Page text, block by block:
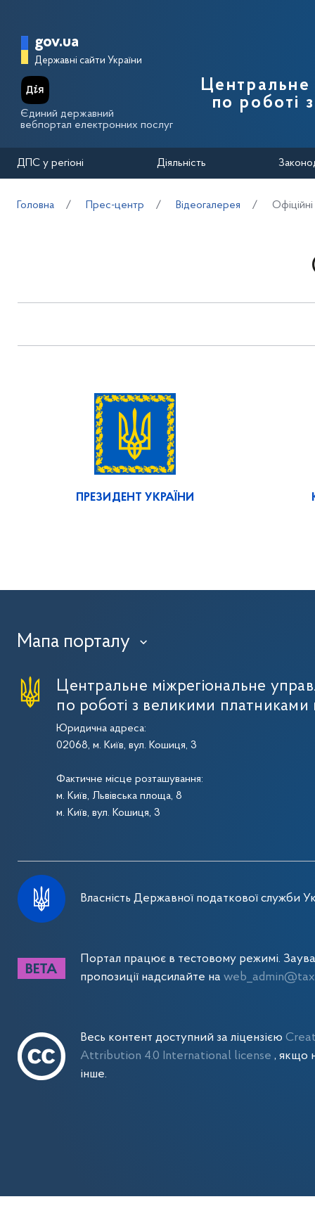
Головна сторінка Державної
gov.ua
Державні сайти України
Єдиний державний
вебпортал електронних послуг
Центральне
по роботі
ДПС у регіоні Діяльність
Головна Прес-центр Відеогалерея
ПРЕЗИДЕНТ УКРАЇНИ
Мапа порталу ›
Центральне міжрегіональне
по роботі з великими платниками
Юридична адреса:
02068, м. Київ, вул. Кошиця, 3
Фактичне місце розташування:
м. Київ, Львівська площа, 8
м. Київ, вул. Кошиця, 3
Власність Державної податкової служби
Портал працює в тестовому режимі.
пропозиції надсилайте на
Весь контент доступний за ліцензією
Attribution 4.0 International license, якщо
інше.